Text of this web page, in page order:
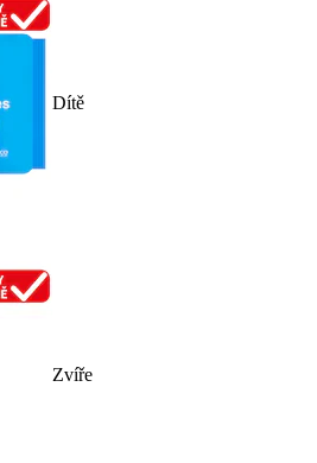
Dítě
Zvíře